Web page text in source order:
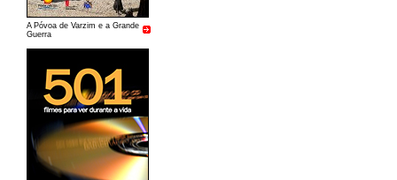
A Póvoa de Varzim e a Grande
Guerra